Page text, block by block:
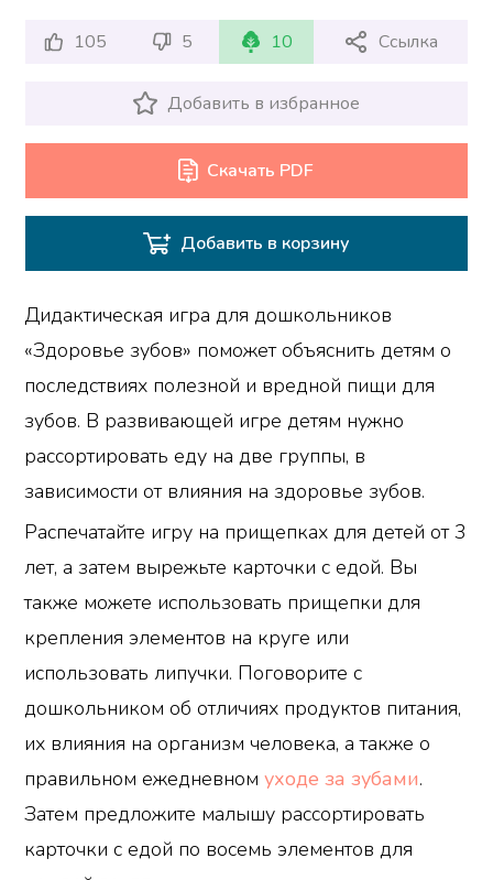
105 5 10 Ссылка
Добавить в избранное
Скачать PDF
Добавить в корзину
Дидактическая игра для дошкольников
«Здоровье зубов» поможет объяснить детям о
последствиях полезной и вредной пищи для
зубов. В развивающей игре детям нужно
рассортировать еду на две группы, в
зависимости от влияния на здоровье зубов.
Распечатайте игру на прищепках для детей от 3
лет, а затем вырежьте карточки с едой. Вы
также можете использовать прищепки для
крепления элементов на круге или
использовать липучки. Поговорите с
дошкольником об отличиях продуктов питания,
их влияния на организм человека, а также о
правильном ежедневномуходе за зубами.
Затем предложите малышу рассортировать
карточки с едой по восемь элементов для